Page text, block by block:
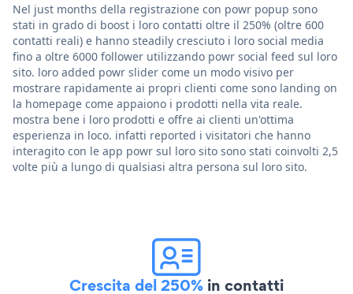
Nel just months della registrazione con powr popup sono
stati in grado di boost i loro contatti oltre il 250% (oltre 600
contatti reali) e hanno steadily cresciuto i loro social media
fino a oltre 6000 follower utilizzando powr social feed sul loro
sito. loro added powr slider come un modo visivo per
mostrare rapidamente ai propri clienti come sono landing on
la homepage come appaiono i prodotti nella vita reale.
mostra bene i loro prodotti e offre ai clienti un'ottima
esperienza in loco. infatti reported i visitatori che hanno
interagito con le app powr sul loro sito sono stati coinvolti 2,5
volte più a lungo di qualsiasi altra persona sul loro sito.
Crescita del 250% in contatti